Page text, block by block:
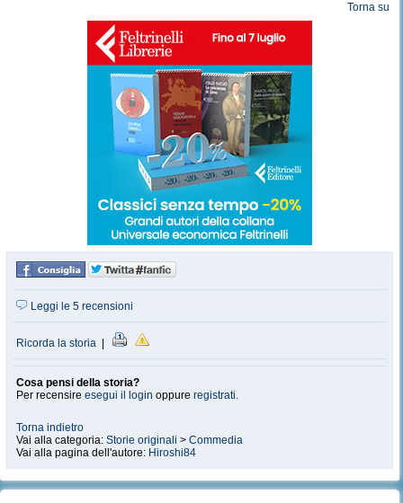
Torna su
Leggi le 5 recensioni
Ricorda la storia
Cosa pensi della storia?
Per recensire esegui il login oppure registrati.
Torna indietro
Vai alla categoria: Storie originali > Commedia
Vai alla pagina dell'autore: Hiroshi84